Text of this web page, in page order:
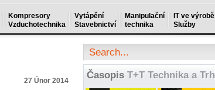
Kompresory
Vzduchotechnika
Vytápění
Stavebnictví
Manipulační
technika
IT ve výrobě
Služby
27 Únor 2014 Časopis T+T Technika a Trh